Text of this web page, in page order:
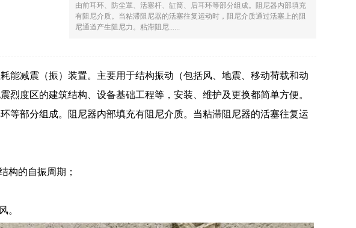
由前耳环、防尘罩、活塞杆、缸筒、后耳环等部分组成。阻尼器内部填充
有阻尼介质。当粘滞阻尼器的活塞往复运动时，阻尼介质通过活塞上的阻
尼通道产生阻尼力。粘滞阻尼......
能减震（振）装置。主要用于结构振动（包括风、地震、移动荷载和动
度区的建筑结构、设备基础工程等，安装、维护及更换都简单方便。
等部分组成。阻尼器内部填充有阻尼介质。当粘滞阻尼器的活塞往复运
构的自振周期；
。